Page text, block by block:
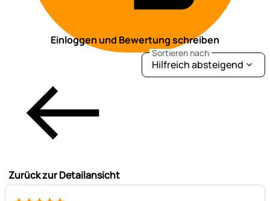
Einloggen und Bewertung schreiben
Zurück zur Detailansicht
Sortieren nach
Hilfreich absteigend